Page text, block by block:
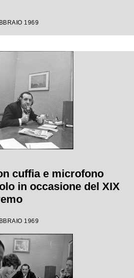
1969
cuffia e microfono
in occasione del XIX
1969